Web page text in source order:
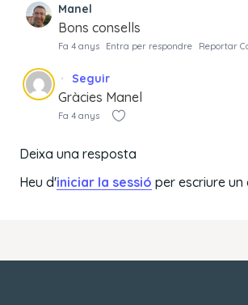
Manel
Bons consells
Fa 4 anys Entra per respondre Reportar
Seguir
Gràcies Manel
Fa 4 anys
Deixa una resposta
Heu d'iniciar la sessió per escriure un